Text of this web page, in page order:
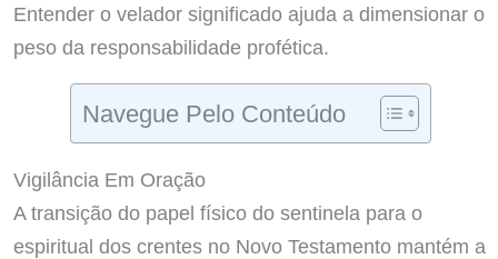
Entender o velador significado ajuda a dimensionar o
peso da responsabilidade profética.
Navegue Pelo Conteúdo
Vigilância Em Oração
A transição do papel físico do sentinela para o
espiritual dos crentes no Novo Testamento mantém a